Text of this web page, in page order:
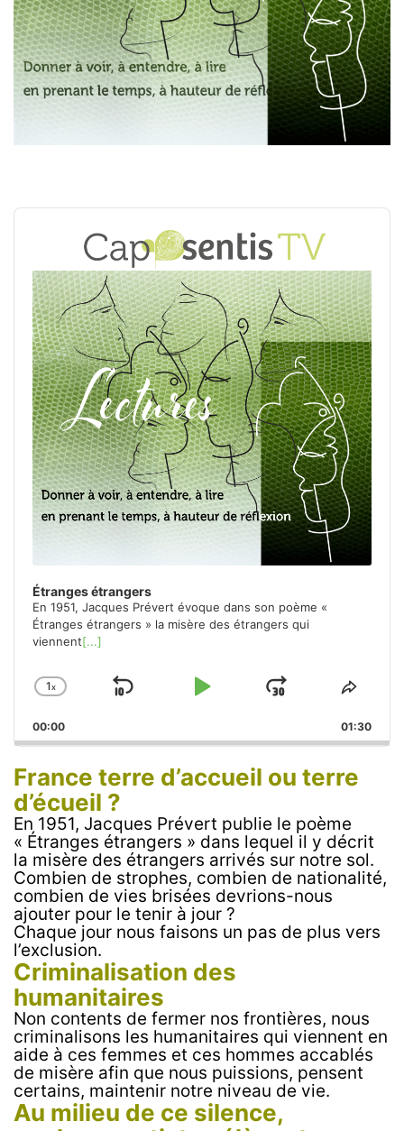
Audio
Étranges étrangers
En 1951, Jacques Prévert évoque dans son poème «
Étranges étrangers » la misère des étrangers qui
viennent[...]
Change
Rate
1x
Skip
Play
Jump
Forward
Share
00:00 01:30
France terre d’accueil ou terre
d’écueil ?
En 1951, Jacques Prévert publie le poème
« Étranges étrangers » dans lequel il y décrit
la misère des étrangers arrivés sur notre sol.
Combien de strophes, combien de nationalité,
combien de vies brisées devrions-nous
ajouter pour le tenir à jour ?
Chaque jour nous faisons un pas de plus vers
l’exclusion.
Criminalisation des
humanitaires
Non contents de fermer nos frontières, nous
criminalisons les humanitaires qui viennent en
aide à ces femmes et ces hommes accablés
de misère afin que nous puissions, pensent
certains, maintenir notre niveau de vie.
Au milieu de ce silence,